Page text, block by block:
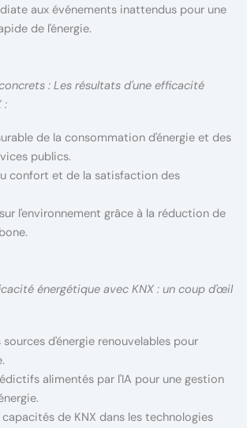
aux événements inattendus pour une
de l'énergie.
: Les résultats d'une efficacité
:
de la consommation d'énergie et des
publics.
confort et de la satisfaction des
l'environnement grâce à la réduction de
énergétique avec KNX : un coup d'œil
d'énergie renouvelables pour
alimentés par l'IA pour une gestion
de KNX dans les technologies